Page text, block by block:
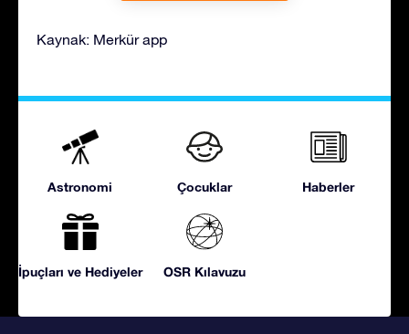
Kaynak: Merkür app
Astronomi Çocuklar Haberler
İpuçları ve Hediyeler OSR Kılavuzu